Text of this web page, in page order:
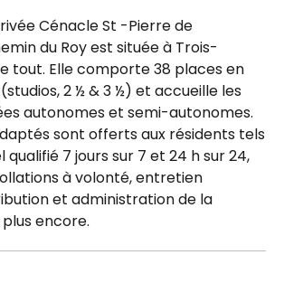
Cénacle St -Pierre de
du Roy est située à Trois-
tout. Elle comporte 38 places en
2 ½ & 3 ½) et accueille les
autonomes et semi-autonomes.
sont offerts aux résidents tels
qualifié 7 jours sur 7 et 24 h sur 24,
à volonté, entretien
et administration de la
encore.